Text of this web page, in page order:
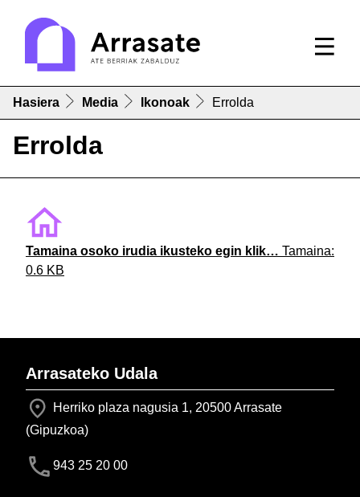
Hasiera Media Ikonoak Errolda
Errolda
Tamaina osoko irudia ikusteko egin klik… Tamaina:
0.6 KB
Arrasateko Udala
Herriko plaza nagusia 1, 20500 Arrasate
(Gipuzkoa)
943 25 20 00